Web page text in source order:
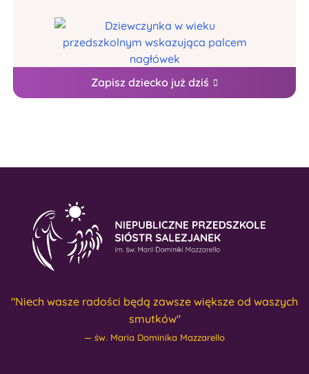
Zapisz dziecko już dziś
"Niech wasze radości będą zawsze większe od waszych
smutków"
św. Maria Dominika Mazzarello